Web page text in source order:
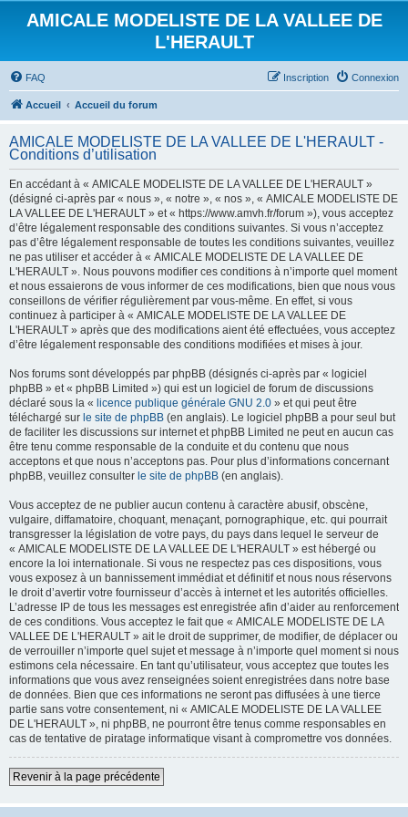
AMICALE MODELISTE DE LA VALLEE DE
L'HERAULT
FAQ Connexion
Inscription
Accueil Accueil du forum
AMICALE MODELISTE DE LA VALLEE DE L'HERAULT -
Conditions d’utilisation
En accédant à « AMICALE MODELISTE DE LA VALLEE DE L'HERAULT »
(désigné ci-après par « nous », « notre », « nos », « AMICALE MODELISTE DE
LA VALLEE DE L'HERAULT » et « https://www.amvh.fr/forum »), vous acceptez
d’être légalement responsable des conditions suivantes. Si vous n’acceptez
pas d’être légalement responsable de toutes les conditions suivantes, veuillez
ne pas utiliser et accéder à « AMICALE MODELISTE DE LA VALLEE DE
L'HERAULT ». Nous pouvons modifier ces conditions à n’importe quel moment
et nous essaierons de vous informer de ces modifications, bien que nous vous
conseillons de vérifier régulièrement par vous-même. En effet, si vous
continuez à participer à « AMICALE MODELISTE DE LA VALLEE DE
L'HERAULT » après que des modifications aient été effectuées, vous acceptez
d’être légalement responsable des conditions modifiées et mises à jour.
Nos forums sont développés par phpBB (désignés ci-après par « logiciel
phpBB » et « phpBB Limited ») qui est un logiciel de forum de discussions
déclaré sous la « licence publique générale GNU 2.0 » et qui peut être
téléchargé sur le site de phpBB (en anglais). Le logiciel phpBB a pour seul but
de faciliter les discussions sur internet et phpBB Limited ne peut en aucun cas
être tenu comme responsable de la conduite et du contenu que nous
acceptons et que nous n’acceptons pas. Pour plus d’informations concernant
phpBB, veuillez consulter le site de phpBB (en anglais).
Vous acceptez de ne publier aucun contenu à caractère abusif, obscène,
vulgaire, diffamatoire, choquant, menaçant, pornographique, etc. qui pourrait
transgresser la législation de votre pays, du pays dans lequel le serveur de
« AMICALE MODELISTE DE LA VALLEE DE L'HERAULT » est hébergé ou
encore la loi internationale. Si vous ne respectez pas ces dispositions, vous
vous exposez à un bannissement immédiat et définitif et nous nous réservons
le droit d’avertir votre fournisseur d’accès à internet et les autorités officielles.
L’adresse IP de tous les messages est enregistrée afin d’aider au renforcement
de ces conditions. Vous acceptez le fait que « AMICALE MODELISTE DE LA
VALLEE DE L'HERAULT » ait le droit de supprimer, de modifier, de déplacer ou
de verrouiller n’importe quel sujet et message à n’importe quel moment si nous
estimons cela nécessaire. En tant qu’utilisateur, vous acceptez que toutes les
informations que vous avez renseignées soient enregistrées dans notre base
de données. Bien que ces informations ne seront pas diffusées à une tierce
partie sans votre consentement, ni « AMICALE MODELISTE DE LA VALLEE
DE L'HERAULT », ni phpBB, ne pourront être tenus comme responsables en
cas de tentative de piratage informatique visant à compromettre vos données.
Revenir à la page précédente